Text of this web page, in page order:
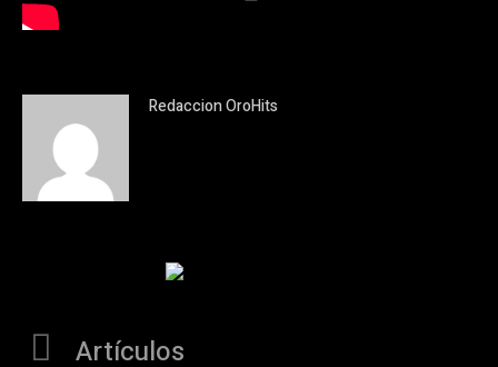
Redaccion OroHits
Artículos